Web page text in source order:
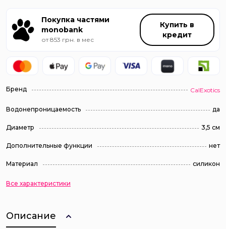
Покупка частями
monobank
от 853 грн. в мес
Купить в
кредит
Бренд CalExotics
Водонепроницаемость да
Диаметр 3,5 см
Дополнительные функции нет
Материал силикон
Все характеристики
Описание